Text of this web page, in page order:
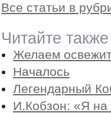
Все статьи в
Читайте
Желаем
Началось
Легендарный
И.Кобзон: «Я